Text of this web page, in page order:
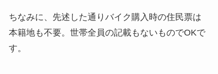
ちなみに、先述した通りバイク購入時の住民票は
本籍地も不要。世帯全員の記載もないものでOKで
す。